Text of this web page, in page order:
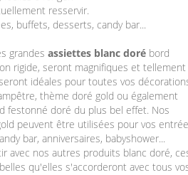
resservir.
buffets, desserts, candy bar...
grandes assiettes blanc doré bord
rigide, seront magnifiques et tellement
idéales pour toutes vos
thème doré gold ou également
festonné doré du plus bel effet. Nos
peuvent être utilisées pour vos
bar, anniversaires, babyshower...
avec nos autres produits blanc doré,
qu'elles s'accorderont avec tous